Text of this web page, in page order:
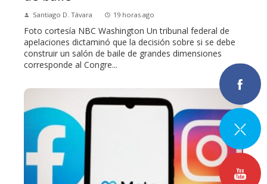
Santiago D. Távara 19 horas ago
Foto cortesía NBC Washington Un tribunal federal de
apelaciones dictaminó que la decisión sobre si se debe
construir un salón de baile de grandes dimensiones
corresponde al Congre...